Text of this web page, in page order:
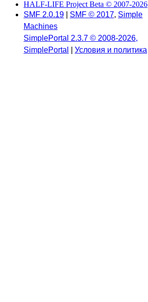
HALF-LIFE Project Beta © 2007-2026
SMF 2.0.19
SMF © 2017, Simple
Machines
SimplePortal 2.3.7 © 2008-2026,
SimplePortal
Условия и политика